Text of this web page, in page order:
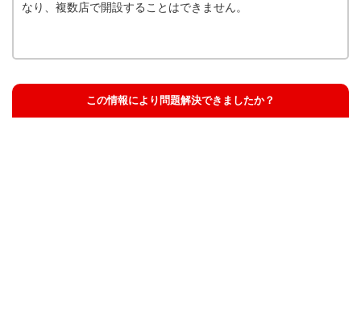
なり、複数店で開設することはできません。
この情報により問題解決できましたか？